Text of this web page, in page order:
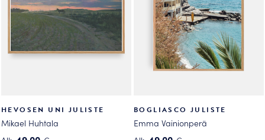
valinnat
tuotteen
sivulla.
valinnat
tuotteen
sivulla.
HEVOSEN UNI JULISTE
Mikael Huhtala
BOGLIASCO JULISTE
Emma Vainionperä